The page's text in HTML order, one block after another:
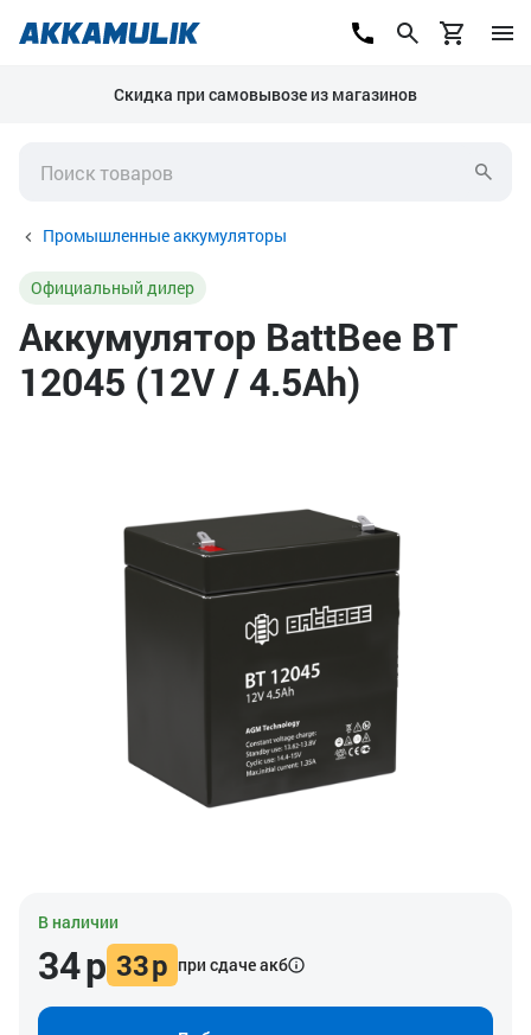
Скидка при самовывозе из магазинов
Промышленные аккумуляторы
Официальный дилер
Аккумулятор BattBee BT
12045 (12V / 4.5Ah)
В наличии
34р 33р при сдаче акб